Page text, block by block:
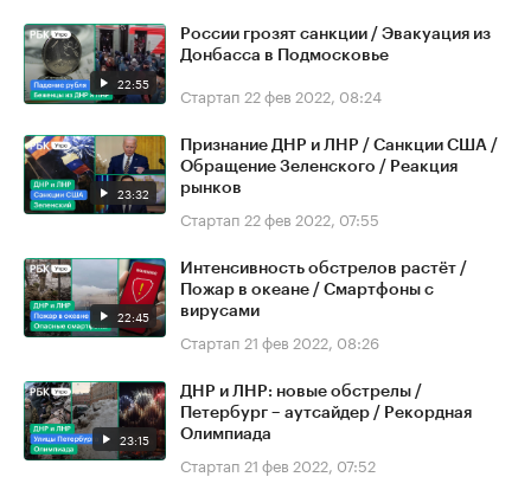
22:55
России грозят санкции / Эвакуация из
Донбасса в Подмосковье
Стартап 22 фев 2022, 08:24
23:32
Признание ДНР и ЛНР / Санкции США /
Обращение Зеленского / Реакция
рынков
Стартап 22 фев 2022, 07:55
22:45
Интенсивность обстрелов растёт /
Пожар в океане / Смартфоны с
вирусами
Стартап 21 фев 2022, 08:26
23:15
ДНР и ЛНР: новые обстрелы /
Петербург – аутсайдер / Рекордная
Олимпиада
Стартап 21 фев 2022, 07:52